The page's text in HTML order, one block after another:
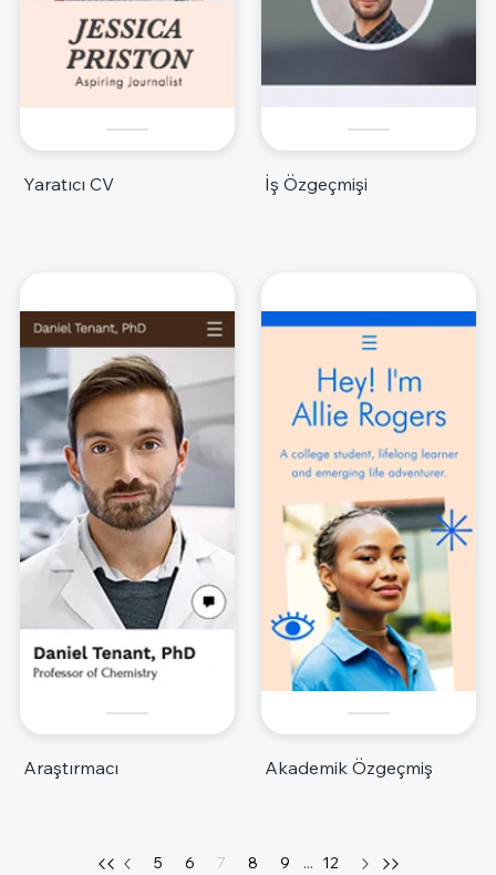
Yaratıcı CV İş Özgeçmişi
Araştırmacı Akademik Özgeçmiş
5 6 7 8 9 ... 12